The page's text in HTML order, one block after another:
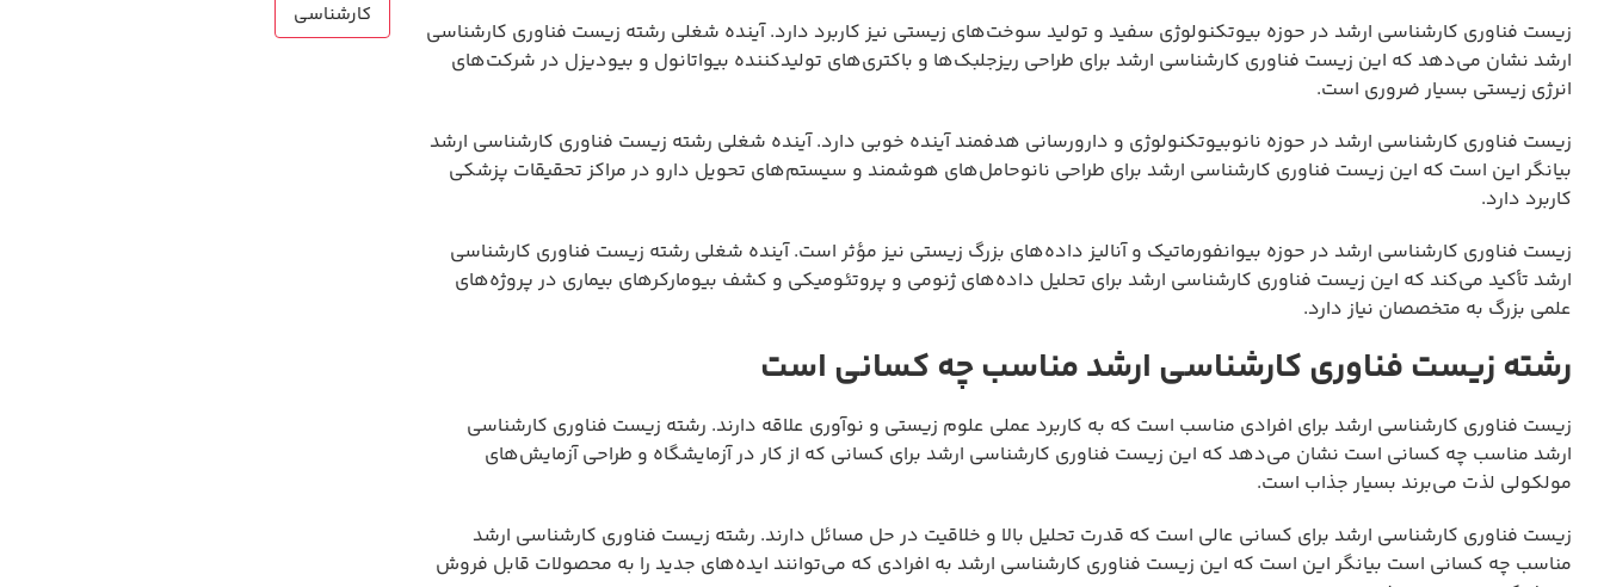
زیست فناوری کارشناسی ارشد در حوزه بیوتکنولوژی سفید و تولید سوخت‌های زیستی نیز کاربرد دارد. آینده شغلی رشته زیست فناوری کارشناسی
ارشد نشان می‌دهد که این زیست فناوری کارشناسی ارشد برای طراحی ریزجلبک‌ها و باکتری‌های تولیدکننده بیواتانول و بیودیزل در شرکت‌های
انرژی زیستی بسیار ضروری است.
زیست فناوری کارشناسی ارشد در حوزه نانوبیوتکنولوژی و دارورسانی هدفمند آینده خوبی دارد. آینده شغلی رشته زیست فناوری کارشناسی ارشد
بیانگر این است که این زیست فناوری کارشناسی ارشد برای طراحی نانوحامل‌های هوشمند و سیستم‌های تحویل دارو در مراکز تحقیقات پزشکی
کاربرد دارد.
زیست فناوری کارشناسی ارشد در حوزه بیوانفورماتیک و آنالیز داده‌های بزرگ زیستی نیز مؤثر است. آینده شغلی رشته زیست فناوری کارشناسی
ارشد تأکید می‌کند که این زیست فناوری کارشناسی ارشد برای تحلیل داده‌های ژنومی و پروتئومیکی و کشف بیومارکرهای بیماری در پروژه‌های
علمی بزرگ به متخصصان نیاز دارد.
رشته زیست فناوری کارشناسی ارشد مناسب چه کسانی است
زیست فناوری کارشناسی ارشد برای افرادی مناسب است که به کاربرد عملی علوم زیستی و نوآوری علاقه دارند. رشته زیست فناوری کارشناسی
ارشد مناسب چه کسانی است نشان می‌دهد که این زیست فناوری کارشناسی ارشد برای کسانی که از کار در آزمایشگاه و طراحی آزمایش‌های
مولکولی لذت می‌برند بسیار جذاب است.
زیست فناوری کارشناسی ارشد برای کسانی عالی است که قدرت تحلیل بالا و خلاقیت در حل مسائل دارند. رشته زیست فناوری کارشناسی ارشد
مناسب چه کسانی است بیانگر این است که این زیست فناوری کارشناسی ارشد به افرادی که می‌توانند ایده‌های جدید را به محصولات قابل فروش
کارشناسی